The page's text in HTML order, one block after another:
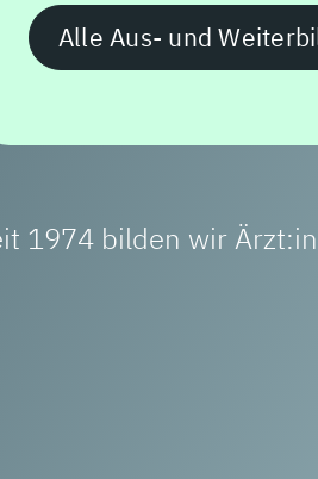
Alle öffentlichen
jeder 1.